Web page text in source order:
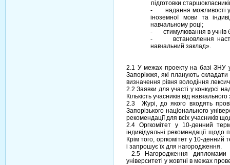
підготовки
- надання можливості
іноземної мови та
навчальному році;
- стимулювання в учнів
- встановлення
навчальний заклад».
2.1 У межах проекту на базі ЗНУ у
Запоріжжя, які планують
визначення рівня володіння
2.2 Заявки для участі у конкурсі
Кількість учасників від
2.3 Журі, до якого входять
Запорізького національного
рекомендації для всіх учасників
2.4 Оргкомітет у 10-денний
індивідуальні рекомендації
Крім того, оргкомітет у 10-денний
і запрошує їх для нагородження.
2.5 Нагородження дипломами
університеті у жовтні в межах